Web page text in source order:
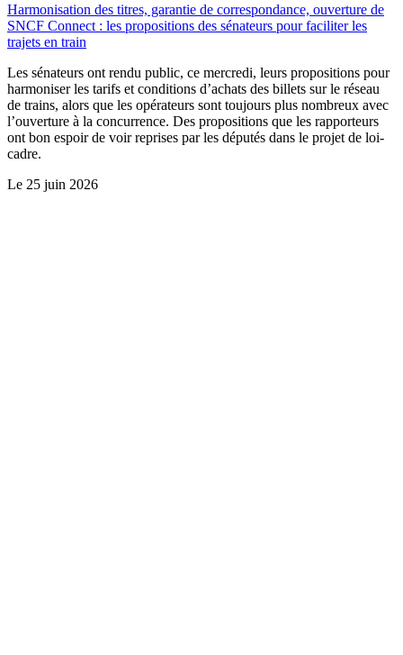
Harmonisation des titres, garantie de correspondance, ouverture de
SNCF Connect : les propositions des sénateurs pour faciliter les
trajets en train
Les sénateurs ont rendu public, ce mercredi, leurs propositions pour
harmoniser les tarifs et conditions d’achats des billets sur le réseau
de trains, alors que les opérateurs sont toujours plus nombreux avec
l’ouverture à la concurrence. Des propositions que les rapporteurs
ont bon espoir de voir reprises par les députés dans le projet de loi-
cadre.
Le 25 juin 2026